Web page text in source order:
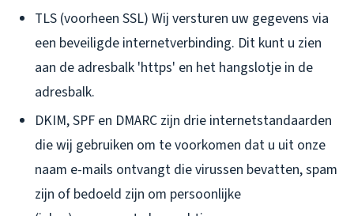
TLS (voorheen SSL) Wij versturen uw gegevens via
een beveiligde internetverbinding. Dit kunt u zien
aan de adresbalk 'https' en het hangslotje in de
adresbalk.
DKIM, SPF en DMARC zijn drie internetstandaarden
die wij gebruiken om te voorkomen dat u uit onze
naam e-mails ontvangt die virussen bevatten, spam
zijn of bedoeld zijn om persoonlijke